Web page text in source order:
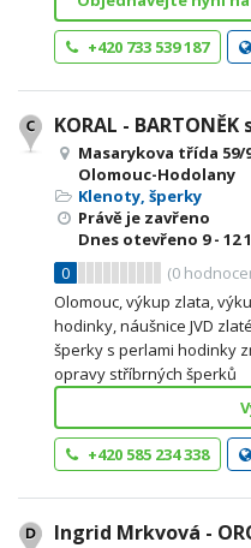
+420 733 539 187
KORAL - BARTONĚK
Masarykova třída 59/
Olomouc-Hodolany
Klenoty, šperky
Právě je zavřeno
Dnes otevřeno 9 - 12
0
(0
Olomouc, výkup zlata,
hodinky, náušnice JVD
šperky s perlami hodinky
opravy stříbrných šperků
+420 585 234 338
Ingrid Mrkvová -